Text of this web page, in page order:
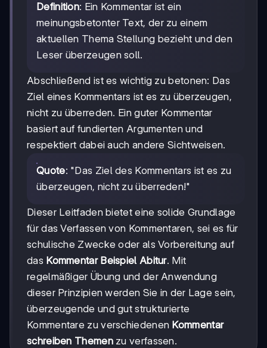
Definition: Ein Kommentar ist ein
meinungsbetonter Text, der zu einem
aktuellen Thema Stellung bezieht und den
Leser überzeugen soll.
Abschließend ist es wichtig zu betonen: Das
Ziel eines Kommentars ist es zu überzeugen,
nicht zu überreden. Ein guter Kommentar
basiert auf fundierten Argumenten und
respektiert dabei auch andere Sichtweisen.
Quote: "Das Ziel des Kommentars ist es zu
überzeugen, nicht zu überreden!"
Dieser Leitfaden bietet eine solide Grundlage
für das Verfassen von Kommentaren, sei es für
schulische Zwecke oder als Vorbereitung auf
das Kommentar Beispiel Abitur. Mit
regelmäßiger Übung und der Anwendung
dieser Prinzipien werden Sie in der Lage sein,
überzeugende und gut strukturierte
Kommentare zu verschiedenen Kommentar
schreiben Themenzu verfassen.